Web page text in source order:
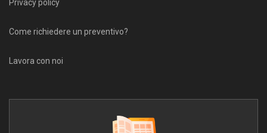
Privacy policy
Come richiedere un preventivo?
Lavora con noi